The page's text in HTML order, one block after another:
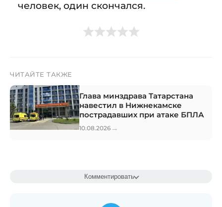
человек, один скончался.
ЧИТАЙТЕ ТАКЖЕ
Глава минздрава Татарстана
навестил в Нижнекамске
пострадавших при атаке БПЛА
10.08.2026 →
Комментировать